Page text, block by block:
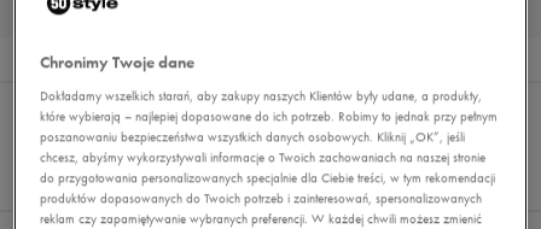
0
Wyników
Sortuj:
REKOMENDOWANE
FILTRUJ
Pokaż
60
z 0
Chronimy Twoje dane
Dokładamy wszelkich starań, aby zakupy naszych Klientów były udane, a produkty,
które wybierają – najlepiej dopasowane do ich potrzeb. Robimy to jednak przy pełnym
poszanowaniu bezpieczeństwa wszystkich danych osobowych. Kliknij „OK”, jeśli
chcesz, abyśmy wykorzystywali informacje o Twoich zachowaniach na naszej stronie
do przygotowania personalizowanych specjalnie dla Ciebie treści, w tym rekomendacji
produktów dopasowanych do Twoich potrzeb i zainteresowań, spersonalizowanych
reklam czy zapamiętywanie wybranych preferencji. W każdej chwili możesz zmienić